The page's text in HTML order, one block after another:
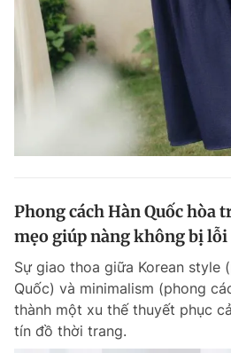
Phong cách Hàn Quốc
mẹo giúp nàng không bị
Sự giao thoa giữa Korean style
Quốc) và minimalism (phong
thành một xu thế thuyết phục
tín đồ thời trang.